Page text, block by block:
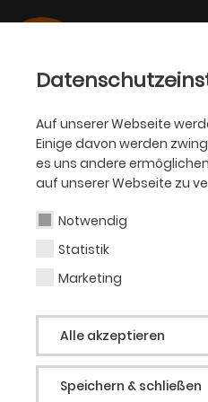
Auf unserer Webseite
Einige davon werden
es uns andere
auf unserer Webseite zu
Notwendig
Statistik
Marketing
Alle akzeptieren
Speichern & schließen
OPER
Christian
Tänzer (Gast)
Der in Gütersloh
Christian Meusel
und zeitgenössisches
an der Hochschule für